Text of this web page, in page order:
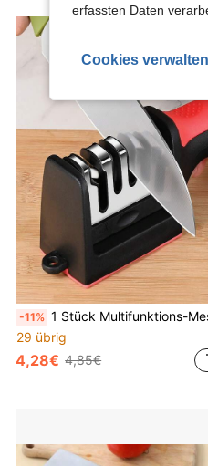
-11% 1 Stück Multifunktions-Messerschärfer - Edelstahl 4-in-1 Messerschärfer - ergonomisch und einfach zu bedienender Schärfungskit mit 4-stufigen Schärfungsschlitzen, schwarzer handgehaltener Messerschärfer - abnehmbares 4-stufiges Schärfungswerkzeug, Mehrzweck-Küchenschärfstab.
29 übrig
4,28€ 4,85€
erfassten Daten
Cookies verwalten